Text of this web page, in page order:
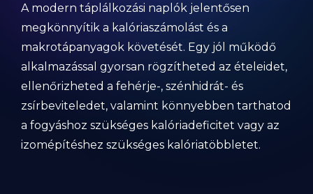
A modern táplálkozási naplók jelentősen
megkönnyítik a kalóriaszámolást és a
makrotápanyagok követését. Egy jól működő
alkalmazással gyorsan rögzítheted az ételeidet,
ellenőrizheted a fehérje-, szénhidrát- és
zsírbeviteledet, valamint könnyebben tarthatod
a fogyáshoz szükséges kalóriadeficitet vagy az
izomépítéshez szükséges kalóriatöbbletet.